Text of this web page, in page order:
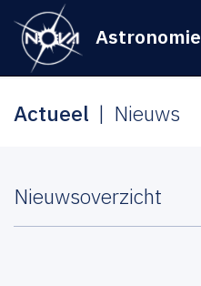
Astronomie
Actueel Nieuws
Nieuwsoverzicht